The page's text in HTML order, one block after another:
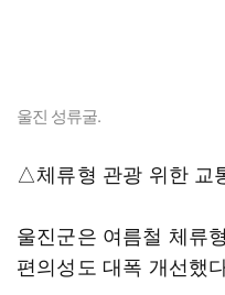
울진 성류굴.
△체류형 관광 위한 교
울진군은 여름철 체류
편의성도 대폭 개선했